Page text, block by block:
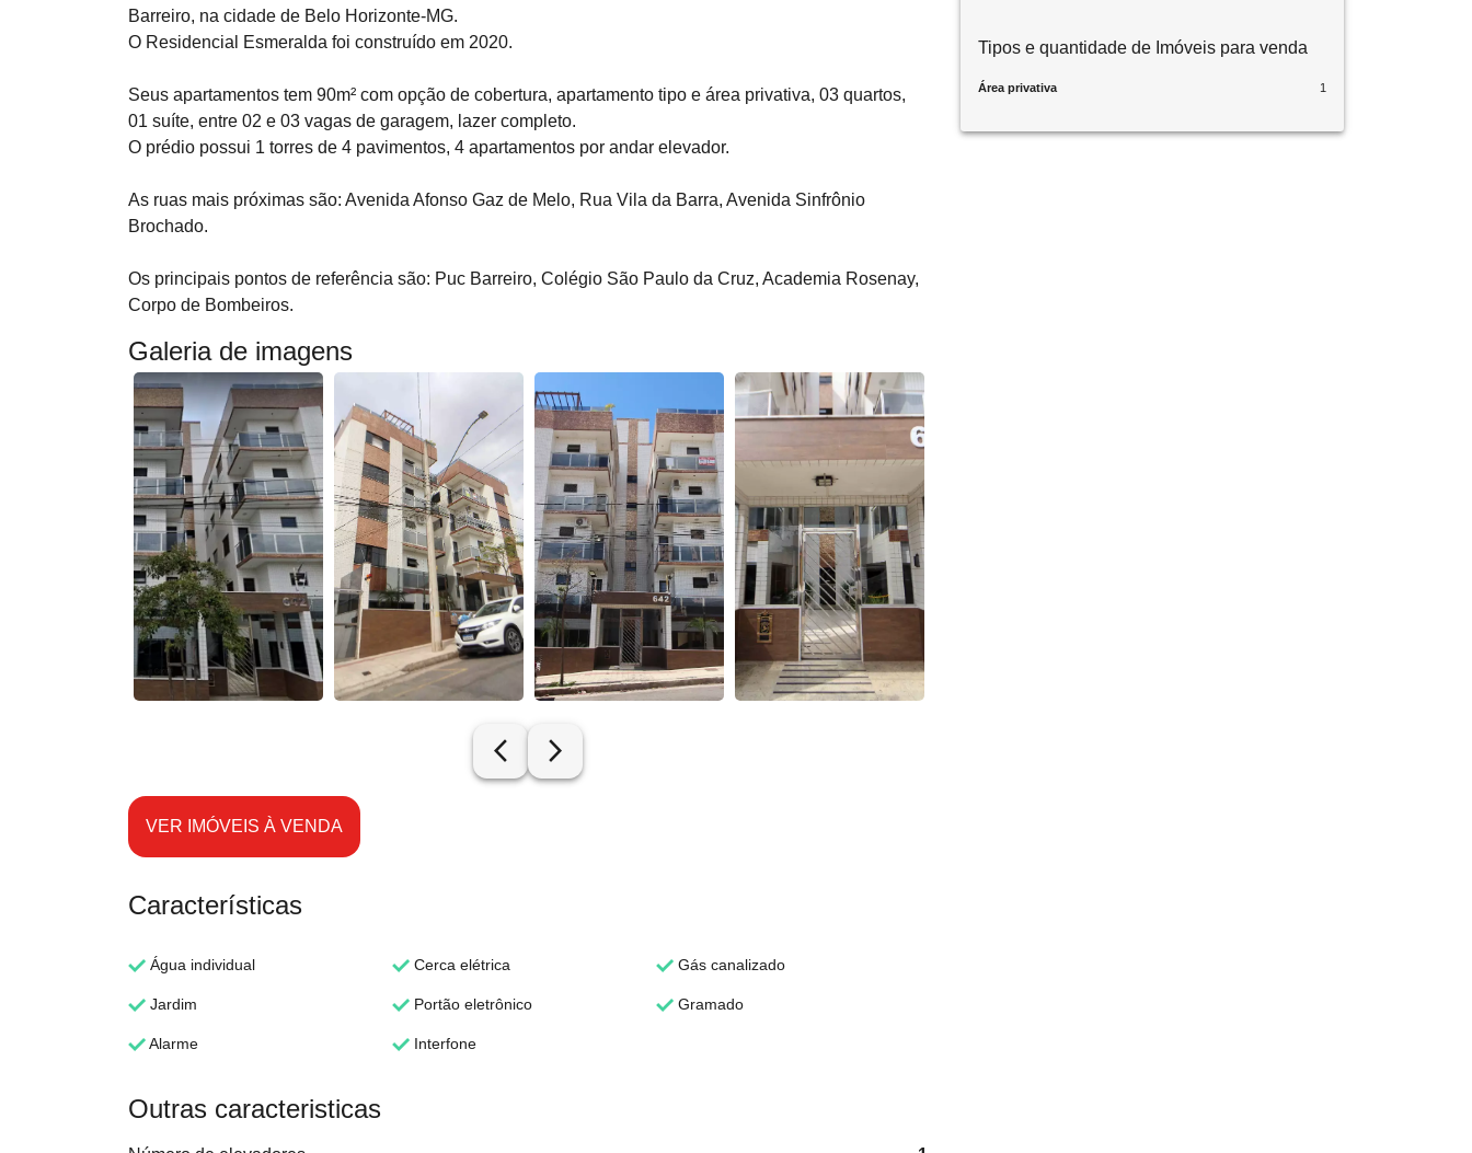
Barreiro, na cidade de Belo Horizonte-MG.
O Residencial Esmeralda foi construído em 2020.
Seus apartamentos tem 90m² com opção de cobertura, apartamento tipo e área privativa, 03 quartos,
01 suíte, entre 02 e 03 vagas de garagem, lazer completo.
O prédio possui 1 torres de 4 pavimentos, 4 apartamentos por andar elevador.
As ruas mais próximas são: Avenida Afonso Gaz de Melo, Rua Vila da Barra, Avenida Sinfrônio
Brochado.
Os principais pontos de referência são: Puc Barreiro, Colégio São Paulo da Cruz, Academia Rosenay,
Corpo de Bombeiros.
Galeria de imagens
arrow_back_ios_new arrow_forward_ios
VER IMÓVEIS À VENDA
Características
Água individual Cerca elétrica Gás canalizado
Jardim Portão eletrônico Gramado
Alarme Interfone
Outras caracteristicas
Tipos e quantidade de Imóveis para venda
Área privativa 1